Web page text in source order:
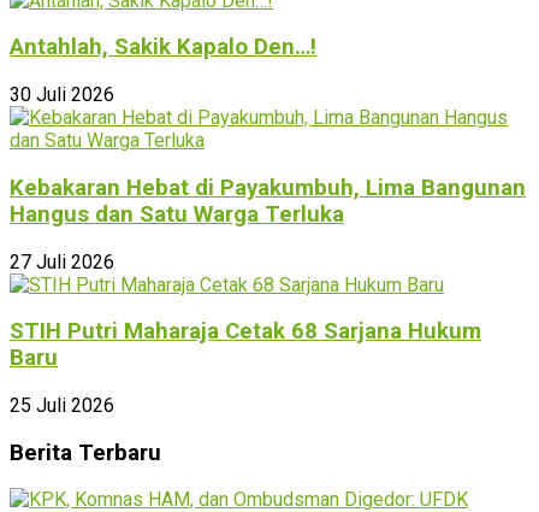
Antahlah, Sakik Kapalo Den…!
30 Juli 2026
Kebakaran Hebat di Payakumbuh, Lima Bangunan
Hangus dan Satu Warga Terluka
27 Juli 2026
STIH Putri Maharaja Cetak 68 Sarjana Hukum
Baru
25 Juli 2026
Berita Terbaru